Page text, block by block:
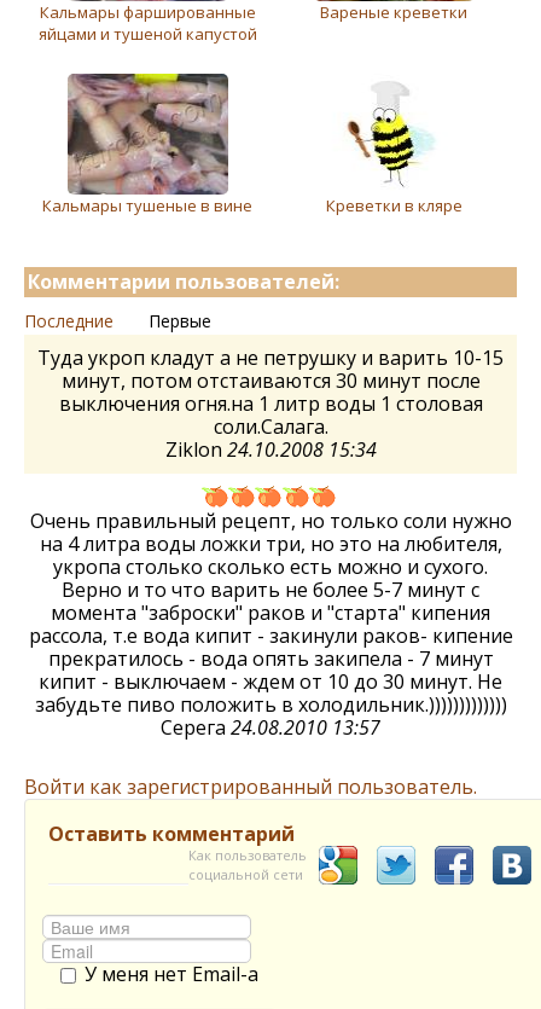
Кальмары фаршированные
яйцами и тушеной капустой
Вареные креветки
Кальмары тушеные в вине Креветки в кляре
Комментарии пользователей:
Последние Первые
Туда укроп кладут а не петрушку и варить 10-15
минут, потом отстаиваются 30 минут после
выключения огня.на 1 литр воды 1 столовая
соли.Салага.
Ziklon 24.10.2008 15:34
Очень правильный рецепт, но только соли нужно
на 4 литра воды ложки три, но это на любителя,
укропа столько сколько есть можно и сухого.
Верно и то что варить не более 5-7 минут с
момента "заброски" раков и "старта" кипения
рассола, т.е вода кипит - закинули раков- кипение
прекратилось - вода опять закипела - 7 минут
кипит - выключаем - ждем от 10 до 30 минут. Не
забудьте пиво положить в холодильник.)))))))))))))
Серега 24.08.2010 13:57
Войти как зарегистрированный пользователь.
Оставить комментарий
Как пользователь
социальной сети
У меня нет Email-а